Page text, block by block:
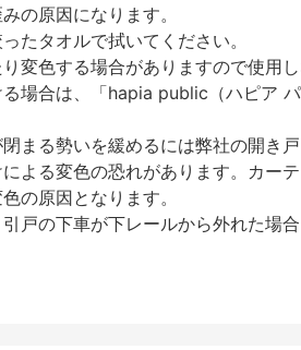
の原因になります。
たタオルで拭いてください。
色する場合がありますので使用し
場合は、「hapia public（ハピア
る勢いを緩めるには弊社の開き戸
る変色の恐れがあります。カー
の原因となります。
の下車が下レールから外れた場